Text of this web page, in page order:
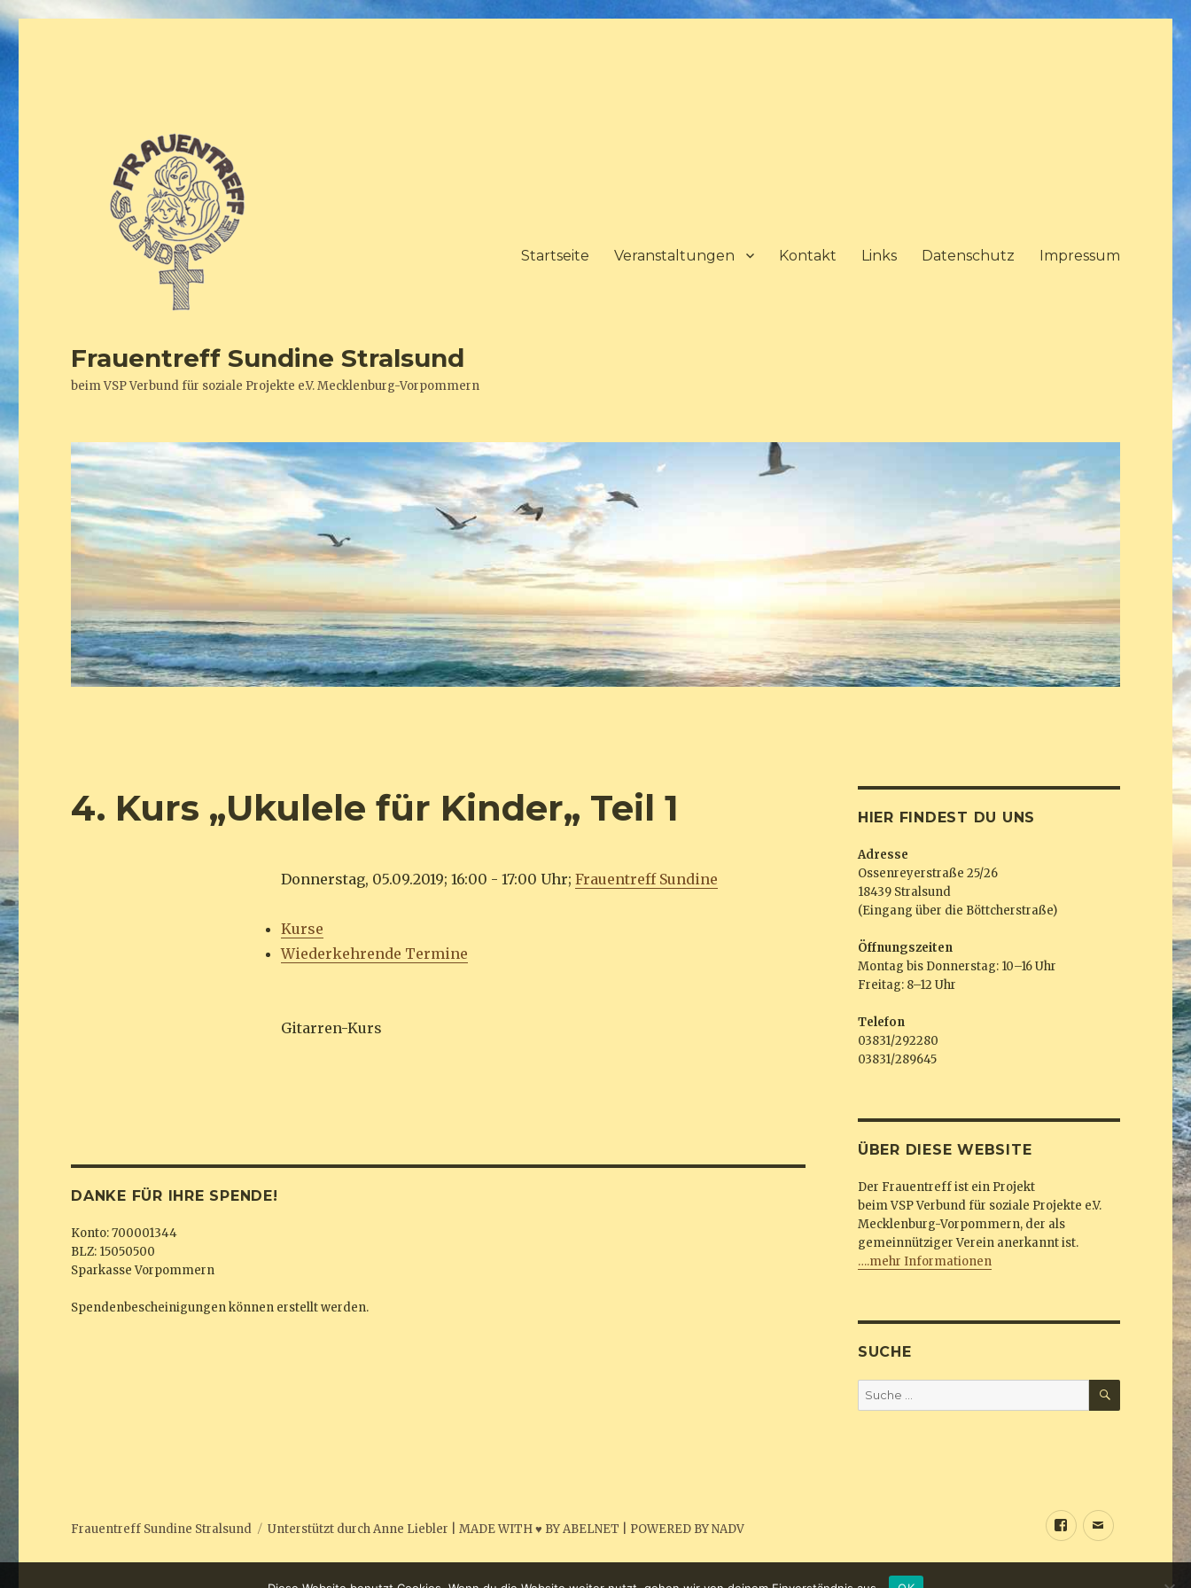
Frauentreff Sundine Stralsund
beim VSP Verbund für soziale Projekte e.V. Mecklenburg-Vorpommern
Startseite Veranstaltungen Kontakt Links Datenschutz Impressum
4. Kurs „Ukulele für Kinder„ Teil 1
Donnerstag, 05.09.2019; 16:00 - 17:00 Uhr; Frauentreff Sundine
Kurse
Wiederkehrende Termine
Gitarren-Kurs
DANKE FÜR IHRE SPENDE!
Konto: 700001344
BLZ: 15050500
Sparkasse Vorpommern
Spendenbescheinigungen können erstellt werden.
HIER FINDEST DU UNS
Adresse
Ossenreyerstraße 25/26
18439 Stralsund
(Eingang über die Böttcherstraße)
Öffnungszeiten
Montag bis Donnerstag: 10–16 Uhr
Freitag: 8–12 Uhr
Telefon
03831/292280
03831/289645
ÜBER DIESE WEBSITE
Der Frauentreff ist ein Projekt
beim VSP Verbund für soziale Projekte e.V.
Mecklenburg-Vorpommern, der als
gemeinnütziger Verein anerkannt ist.
….mehr Informationen
SUCHE
Suche
nach:
SUCHEN
Sundine
E-
Frauentreff Sundine Stralsund Unterstützt durchAnne Liebler |MADE WITH ♥ BY ABELNET POWERED BY NADV